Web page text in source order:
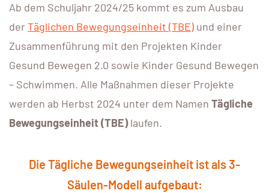
Ab dem Schuljahr 2024/25 kommt es zum Ausbau
der Täglichen Bewegungseinheit (TBE) und einer
Zusammenführung mit den Projekten Kinder
Gesund Bewegen 2.0 sowie Kinder Gesund Bewegen
– Schwimmen. Alle Maßnahmen dieser Projekte
werden ab Herbst 2024 unter dem Namen Tägliche
Bewegungseinheit (TBE)laufen.
Die Tägliche Bewegungseinheit ist als 3-
Säulen-Modell aufgebaut: